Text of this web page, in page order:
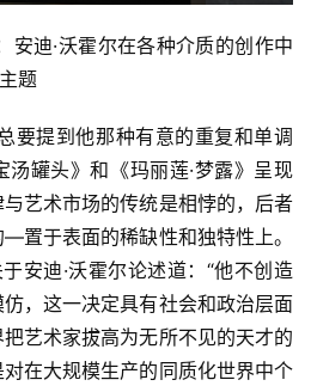
安迪·沃霍尔在各种介质的创作中
题
要提到他那种有意的重复和单调
罐头》和《玛丽莲·梦露》呈现
艺术市场的传统是相悖的，后者
置于表面的稀缺性和独特性上。
安迪·沃霍尔论述道：“他不创造
，这一决定具有社会和政治层面
艺术家拔高为无所不见的天才的
在大规模生产的同质化世界中个